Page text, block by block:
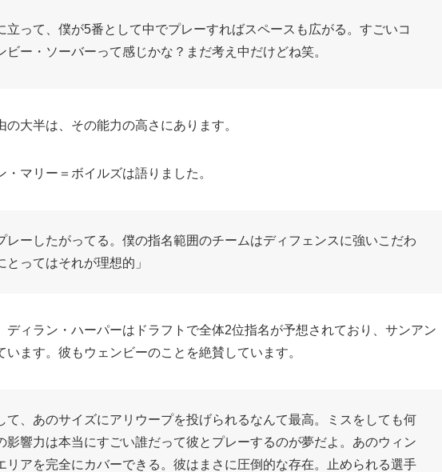
立って、僕が5番として中でプレーすればスペースも広がる。すごいコ
ビー・ソーバーって感じかな？まだ考え中だけどね笑。
大半は、その能力の高さにあります。
マリー＝ボイルズは語りました。
レーしたがってる。僕の指名範囲のチームはディフェンスに強いこだわ
とってはそれが理想的」
ディラン・ハーパーはドラフトで全体2位指名が予想されており、サンアン
います。彼もウェンビーのことを絶賛しています。
て、あのサイズにアリウープを投げられるなんて最高。ミスをしても何
影響力は本当にすごい誰だって彼とプレーするのが夢だよ。あのウィン
リアを完全にカバーできる。彼はまさに圧倒的な存在。止められる選手